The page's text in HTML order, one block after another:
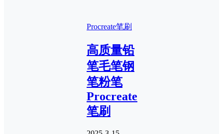
Procreate笔刷
高质量铅
笔毛笔钢
笔粉笔
Procreate
笔刷